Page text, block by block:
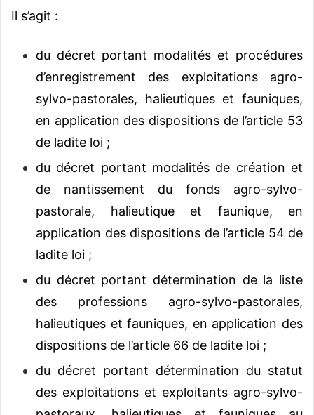
Il s’agit :
du décret portant modalités et procédures
d’enregistrement des exploitations agro-
sylvo-pastorales, halieutiques et fauniques,
en application des dispositions de l’article 53
de ladite loi ;
du décret portant modalités de création et
de nantissement du fonds agro-sylvo-
pastorale, halieutique et faunique, en
application des dispositions de l’article 54 de
ladite loi ;
du décret portant détermination de la liste
des professions agro-sylvo-pastorales,
halieutiques et fauniques, en application des
dispositions de l’article 66 de ladite loi ;
du décret portant détermination du statut
des exploitations et exploitants agro-sylvo-